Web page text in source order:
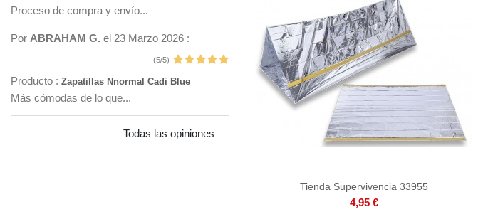
Tienda Supervivencia 33955
4,95 €
Proceso de compra y envío...
Por ABRAHAM G. el 23 Marzo 2026 :
(5/5)
Producto : Zapatillas Nnormal Cadi Blue
Más cómodas de lo que...
Todas las opiniones